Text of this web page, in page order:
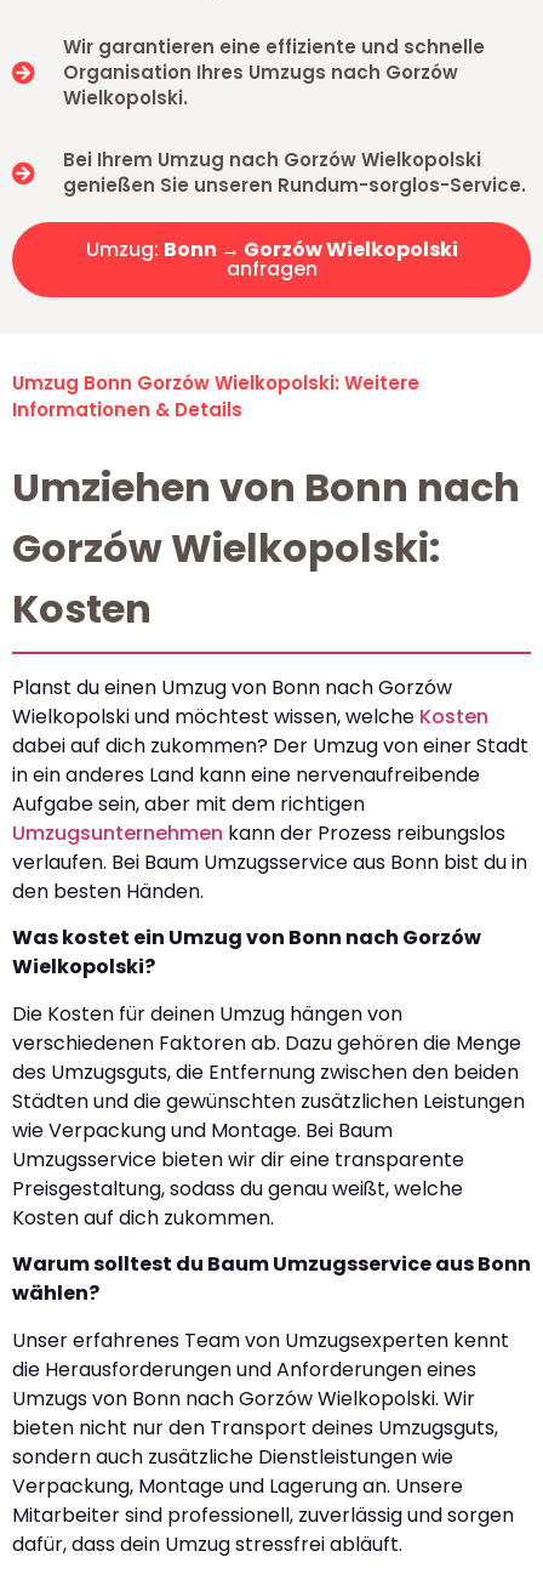
Wir garantieren eine effiziente und schnelle
Organisation Ihres Umzugs nach Gorzów
Wielkopolski.
Bei Ihrem Umzug nach Gorzów Wielkopolski
genießen Sie unseren Rundum-sorglos-Service.
Umzug: Bonn → Gorzów Wielkopolski
anfragen
Umzug Bonn Gorzów Wielkopolski: Weitere
Informationen & Details
Umziehen von Bonn nach
Gorzów Wielkopolski:
Kosten
Planst du einen Umzug von Bonn nach Gorzów
Wielkopolski und möchtest wissen, welche Kosten
dabei auf dich zukommen? Der Umzug von einer Stadt
in ein anderes Land kann eine nervenaufreibende
Aufgabe sein, aber mit dem richtigen
Umzugsunternehmen kann der Prozess reibungslos
verlaufen. Bei Baum Umzugsservice aus Bonn bist du in
den besten Händen.
Was kostet ein Umzug von Bonn nach Gorzów
Wielkopolski?
Die Kosten für deinen Umzug hängen von
verschiedenen Faktoren ab. Dazu gehören die Menge
des Umzugsguts, die Entfernung zwischen den beiden
Städten und die gewünschten zusätzlichen Leistungen
wie Verpackung und Montage. Bei Baum
Umzugsservice bieten wir dir eine transparente
Preisgestaltung, sodass du genau weißt, welche
Kosten auf dich zukommen.
Warum solltest du Baum Umzugsservice aus Bonn
wählen?
Unser erfahrenes Team von Umzugsexperten kennt
die Herausforderungen und Anforderungen eines
Umzugs von Bonn nach Gorzów Wielkopolski. Wir
bieten nicht nur den Transport deines Umzugsguts,
sondern auch zusätzliche Dienstleistungen wie
Verpackung, Montage und Lagerung an. Unsere
Mitarbeiter sind professionell, zuverlässig und sorgen
dafür, dass dein Umzug stressfrei abläuft.